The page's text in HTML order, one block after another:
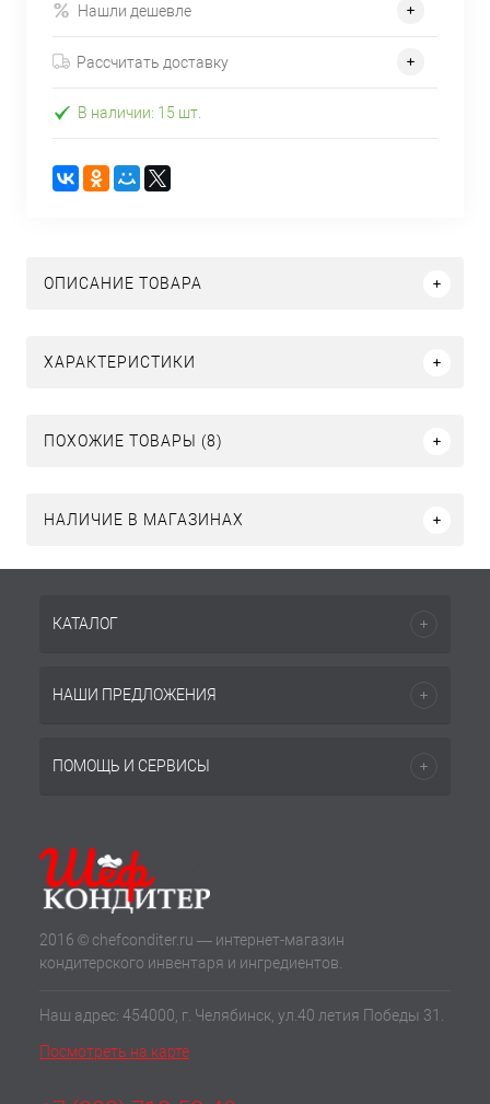
Нашли дешевле
Рассчитать доставку
В наличии: 15 шт.
ОПИСАНИЕ ТОВАРА
ХАРАКТЕРИСТИКИ
ПОХОЖИЕ ТОВАРЫ (8)
НАЛИЧИЕ В МАГАЗИНАХ
КАТАЛОГ
НАШИ ПРЕДЛОЖЕНИЯ
ПОМОЩЬ И СЕРВИСЫ
2016 © chefconditer.ru — интернет-магазин
кондитерского инвентаря и ингредиентов.
Наш адрес: 454000, г. Челябинск, ул.40 летия Победы 31.
Посмотреть на карте